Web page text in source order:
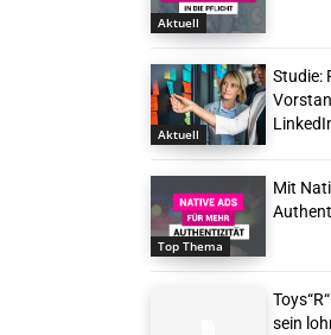
Aktuell
Aktuell
Studie:
Top Thema
Mit
sein